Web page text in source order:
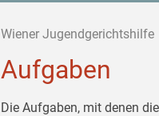
Wiener Jugendgerichtshilfe
Aufgaben
Die Aufgaben, mit denen